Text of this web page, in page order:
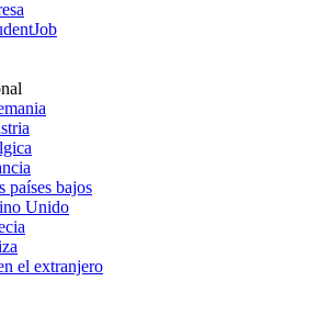
países bajos
Unido
el extranjero